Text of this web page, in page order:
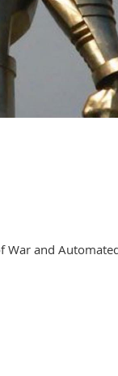
War and